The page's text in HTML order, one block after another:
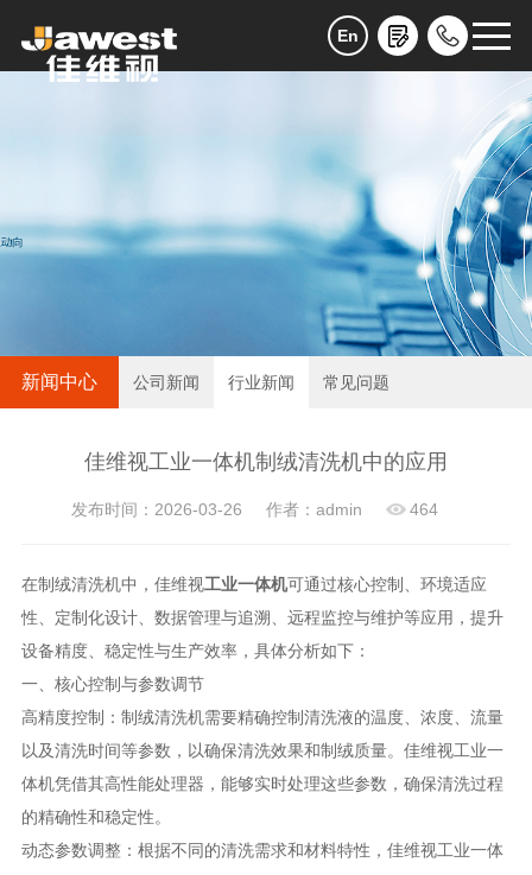
En
新闻中心 公司新闻 行业新闻 常见问题
佳维视工业一体机制绒清洗机中的应用
发布时间：2026-03-26 作者：admin 464
在制绒清洗机中，佳维视工业一体机可通过核心控制、环境适应
性、定制化设计、数据管理与追溯、远程监控与维护等应用，提升
设备精度、稳定性与生产效率，具体分析如下：
一、核心控制与参数调节
高精度控制 ：制绒清洗机需要精确控制清洗液的温度、浓度、流量
以及清洗时间等参数，以确保清洗效果和制绒质量。佳维视工业一
体机凭借其高性能处理器，能够实时处理这些参数，确保清洗过程
的精确性和稳定性。
动态参数调整 ：根据不同的清洗需求和材料特性，佳维视工业一体